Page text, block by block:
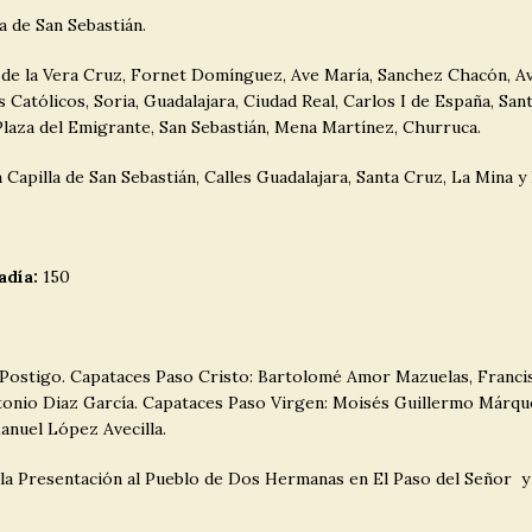
de San Sebastián.
la Vera Cruz, Fornet Domínguez, Ave María, Sanchez Chacón,
Católicos, Soria, Guadalajara, Ciudad Real, Carlos I de España,
del Emigrante, San Sebastián, Mena Martínez, Churruca.
de San Sebastián, Calles Guadalajara, Santa Cruz, La Mina y
150
Capataces Paso Cristo: Bartolomé Amor Mazuelas,
Diaz García. Capataces Paso Virgen: Moisés Guillermo
López Avecilla.
Presentación al Pueblo de Dos Hermanas en El Paso del Señor y